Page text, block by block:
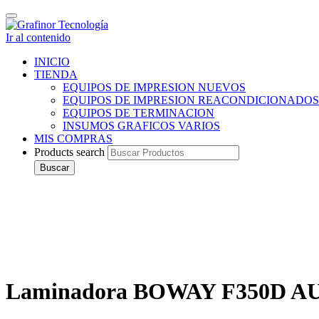
Cambiar
navegación
Ir al contenido
INICIO
TIENDA
EQUIPOS DE IMPRESION NUEVOS
EQUIPOS DE IMPRESION REACONDICIONADOS
EQUIPOS DE TERMINACION
INSUMOS GRAFICOS VARIOS
MIS COMPRAS
Products search
Buscar
Laminadora BOWAY F350D